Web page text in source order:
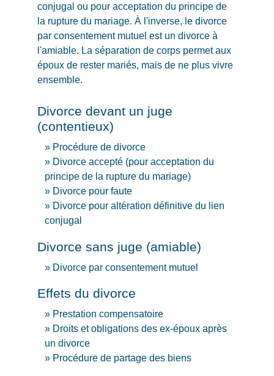
conjugal ou pour acceptation du principe de
la rupture du mariage. À l'inverse, le divorce
par consentement mutuel est un divorce à
l'amiable. La séparation de corps permet aux
époux de rester mariés, mais de ne plus vivre
ensemble.
Divorce devant un juge
(contentieux)
Procédure de divorce
Divorce accepté (pour acceptation du
principe de la rupture du mariage)
Divorce pour faute
Divorce pour altération définitive du lien
conjugal
Divorce sans juge (amiable)
Divorce par consentement mutuel
Effets du divorce
Prestation compensatoire
Droits et obligations des ex-époux après
un divorce
Procédure de partage des biens